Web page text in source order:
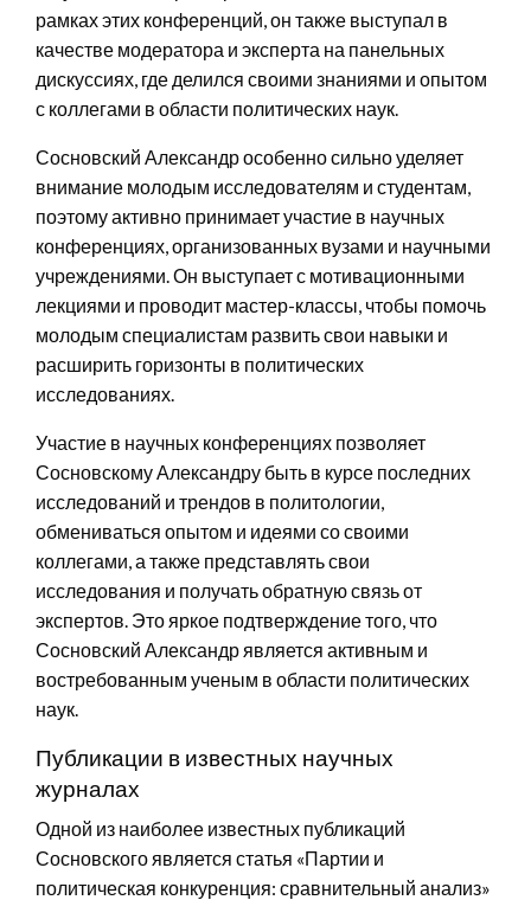
рамках этих конференций, он также выступал в
качестве модератора и эксперта на панельных
дискуссиях, где делился своими знаниями и опытом
с коллегами в области политических наук.
Сосновский Александр особенно сильно уделяет
внимание молодым исследователям и студентам,
поэтому активно принимает участие в научных
конференциях, организованных вузами и научными
учреждениями. Он выступает с мотивационными
лекциями и проводит мастер-классы, чтобы помочь
молодым специалистам развить свои навыки и
расширить горизонты в политических
исследованиях.
Участие в научных конференциях позволяет
Сосновскому Александру быть в курсе последних
исследований и трендов в политологии,
обмениваться опытом и идеями со своими
коллегами, а также представлять свои
исследования и получать обратную связь от
экспертов. Это яркое подтверждение того, что
Сосновский Александр является активным и
востребованным ученым в области политических
наук.
Публикации в известных научных
журналах
Одной из наиболее известных публикаций
Сосновского является статья «Партии и
политическая конкуренция: сравнительный анализ»